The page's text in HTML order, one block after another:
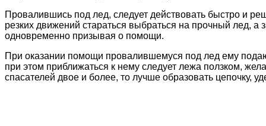
Провалившись под лед, следует действовать быстро и
резких движений стараться выбраться на прочный лед, а
одновременно призывая о помощи.
При оказании помощи провалившемуся под лед ему
при этом приближаться к нему следует лежа ползком,
спасателей двое и более, то лучше образовать цепочку,